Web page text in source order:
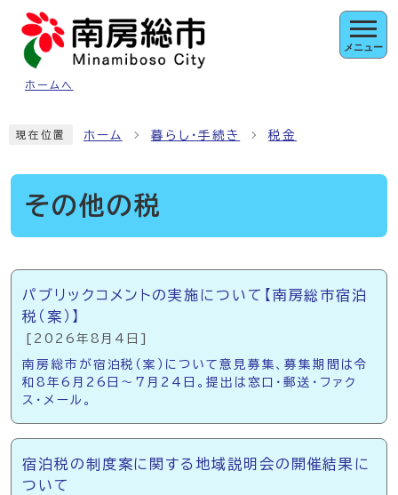
ページの先頭です
ホームへ
メニュー
現在位置 ホーム 暮らし・手続き 税金
その他の税
メインメニュー
パブリックコメントの実施について【南房総市宿泊
税（案）】
[2026年8月4日]
南房総市が宿泊税（案）について意見募集、募集期間は令
和8年6月26日〜7月24日。提出は窓口・郵送・ファク
ス・メール。
宿泊税の制度案に関する地域説明会の開催結果に
ついて